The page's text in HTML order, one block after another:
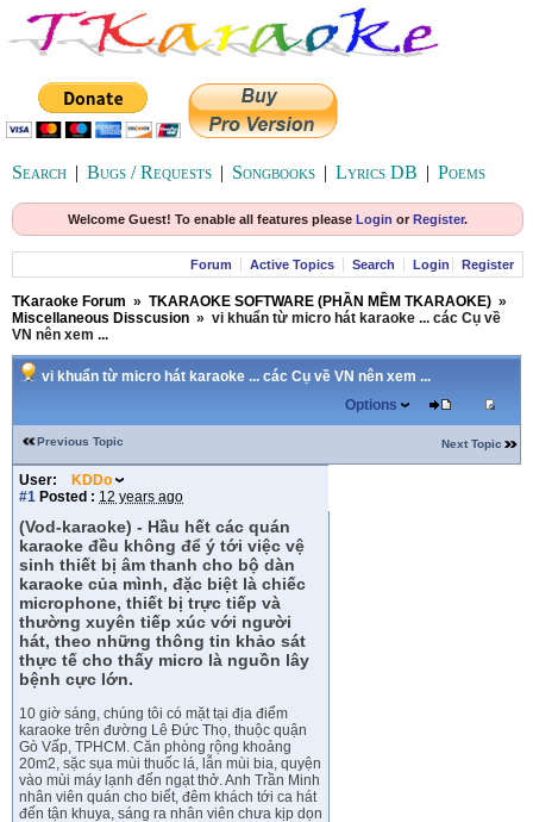
Search | Bugs / Requests | Songbooks | Lyrics DB | Poems
Welcome Guest! To enable all features please Login or Register.
Forum Active Topics Search Login Register
TKaraoke Forum » TKARAOKE SOFTWARE (PHẦN MỀM TKARAOKE) »
Miscellaneous Disscusion » vi khuẩn từ micro hát karaoke ... các Cụ về
VN nên xem ...
vi khuẩn từ micro hát karaoke ... các Cụ về VN nên xem ...
Options
Previous Topic Next Topic
User:
KDDo
#1 Posted : 12 years ago
(Vod-karaoke) - Hầu hết các quán
karaoke đều không để ý tới việc vệ
sinh thiết bị âm thanh cho bộ dàn
karaoke của mình, đặc biệt là chiếc
microphone, thiết bị trực tiếp và
thường xuyên tiếp xúc với người
hát, theo những thông tin khảo sát
thực tế cho thấy micro là nguồn lây
bệnh cực lớn.
10 giờ sáng, chúng tôi có mặt tại địa điểm
karaoke trên đường Lê Đức Thọ, thuộc quận
Gò Vấp, TPHCM. Căn phòng rộng khoảng
20m2, sặc sụa mùi thuốc lá, lẫn mùi bia, quyện
vào mùi máy lạnh đến ngạt thở. Anh Trần Minh
nhân viên quán cho biết, đêm khách tới ca hát
đến tận khuya, sáng ra nhân viên chưa kịp dọn